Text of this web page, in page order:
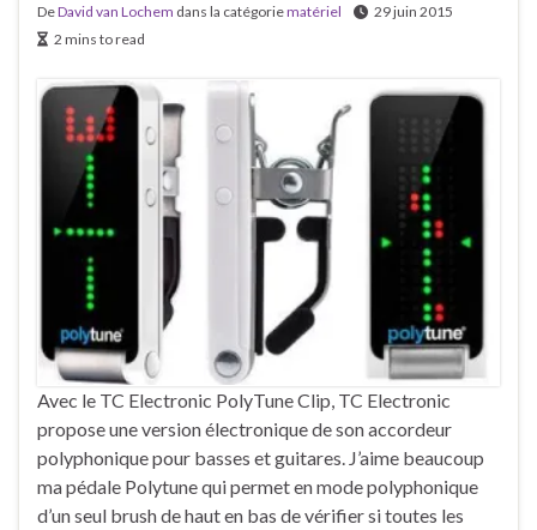
DeDavid van Lochem dans la catégoriematériel
29 juin 2015
2 mins to read
Avec le TC Electronic PolyTune Clip, TC Electronic
propose une version électronique de son accordeur
polyphonique pour basses et guitares. J’aime beaucoup
ma pédale Polytune qui permet en mode polyphonique
d’un seul brush de haut en bas de vérifier si toutes les